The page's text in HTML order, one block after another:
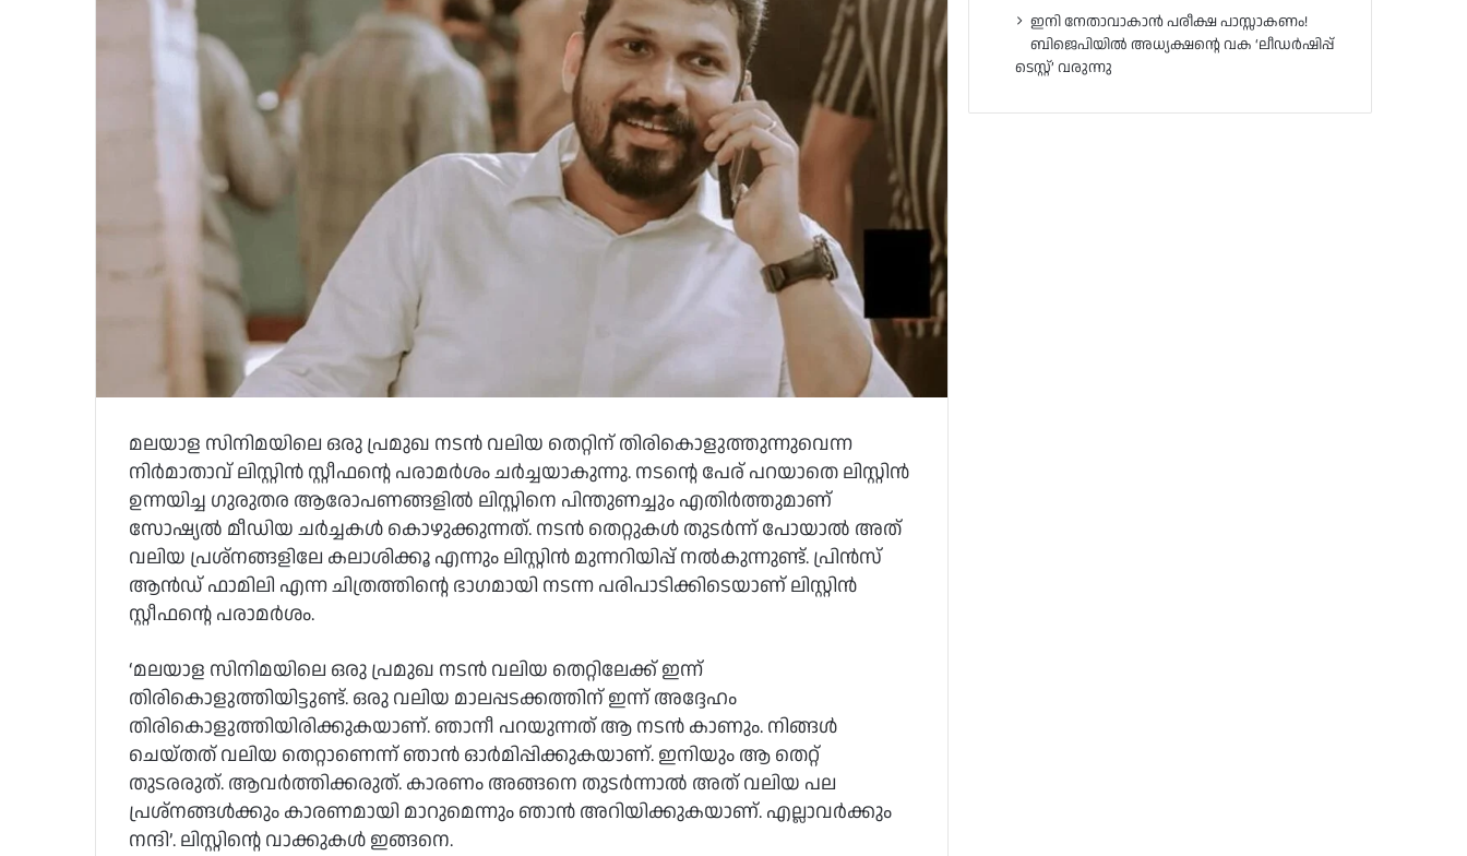
മലയാള സിനിമയിലെ ഒരു പ്രമുഖ നടന്‍ വലിയ തെറ്റിന് തിരികൊളുത്തുന്നുവെന്ന
നിര്‍മാതാവ് ലിസ്റ്റിന്‍ സ്റ്റീഫന്റെ പരാമര്‍ശം ചര്‍ച്ചയാകുന്നു. നടന്റെ പേര് പറയാതെ ലിസ്റ്റിന്‍
ഉന്നയിച്ച ഗുരുതര ആരോപണങ്ങളില്‍ ലിസ്റ്റിനെ പിന്തുണച്ചും എതിര്‍ത്തുമാണ്
സോഷ്യല്‍ മീഡിയ ചര്‍ച്ചകള്‍ കൊഴുക്കുന്നത്. നടന്‍ തെറ്റുകള്‍ തുടര്‍ന്ന് പോയാല്‍ അത്
വലിയ പ്രശ്നങ്ങളിലേ കലാശിക്കൂ എന്നും ലിസ്റ്റിന്‍ മുന്നറിയിപ്പ് നല്‍കുന്നുണ്ട്. പ്രിന്‍സ്
ആന്‍ഡ് ഫാമിലി എന്ന ചിത്രത്തിന്റെ ഭാഗമായി നടന്ന പരിപാടിക്കിടെയാണ് ലിസ്റ്റിന്‍
സ്റ്റീഫന്റെ പരാമര്‍ശം.
‘മലയാള സിനിമയിലെ ഒരു പ്രമുഖ നടന്‍ വലിയ തെറ്റിലേക്ക് ഇന്ന്
തിരികൊളുത്തിയിട്ടുണ്ട്. ഒരു വലിയ മാലപ്പടക്കത്തിന് ഇന്ന് അദ്ദേഹം
തിരികൊളുത്തിയിരിക്കുകയാണ്. ഞാനീ പറയുന്നത് ആ നടന്‍ കാണും. നിങ്ങള്‍
ചെയ്തത് വലിയ തെറ്റാണെന്ന് ഞാന്‍ ഓര്‍മിപ്പിക്കുകയാണ്. ഇനിയും ആ തെറ്റ്
തുടരരുത്. ആവര്‍ത്തിക്കരുത്. കാരണം അങ്ങനെ തുടര്‍ന്നാല്‍ അത് വലിയ പല
പ്രശ്നങ്ങള്‍ക്കും കാരണമായി മാറുമെന്നും ഞാന്‍ അറിയിക്കുകയാണ്. എല്ലാവര്‍ക്കും
നന്ദി’. ലിസ്റ്റിന്റെ വാക്കുകള്‍ ഇങ്ങനെ.
ഇനി നേതാവാകാൻ പരീക്ഷ പാസ്സാകണം!
ബിജെപിയിൽ അധ്യക്ഷന്റെ വക ‘ലീഡർഷിപ്പ്
ടെസ്റ്റ്’ വരുന്നു